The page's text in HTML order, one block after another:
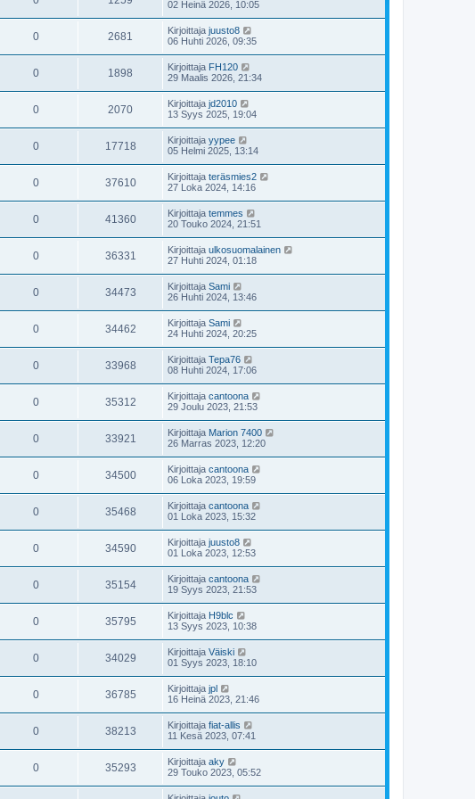
02 Heinä 2026, 10:05
0 2681 Kirjoittaja juusto8
06 Huhti 2026, 09:35
0 1898 Kirjoittaja FH120
29 Maalis 2026, 21:34
0 2070 Kirjoittaja jd2010
13 Syys 2025, 19:04
0 17718 Kirjoittaja yypee
05 Helmi 2025, 13:14
0 37610 Kirjoittaja teräsmies2
27 Loka 2024, 14:16
0 41360 Kirjoittaja temmes
20 Touko 2024, 21:51
0 36331 Kirjoittaja ulkosuomalainen
27 Huhti 2024, 01:18
0 34473 Kirjoittaja Sami
26 Huhti 2024, 13:46
0 34462 Kirjoittaja Sami
24 Huhti 2024, 20:25
0 33968 Kirjoittaja Tepa76
08 Huhti 2024, 17:06
0 35312 Kirjoittaja cantoona
29 Joulu 2023, 21:53
0 33921 Kirjoittaja Marion 7400
26 Marras 2023, 12:20
0 34500 Kirjoittaja cantoona
06 Loka 2023, 19:59
0 35468 Kirjoittaja cantoona
01 Loka 2023, 15:32
0 34590 Kirjoittaja juusto8
01 Loka 2023, 12:53
0 35154 Kirjoittaja cantoona
19 Syys 2023, 21:53
0 35795 Kirjoittaja H9blc
13 Syys 2023, 10:38
0 34029 Kirjoittaja Väiski
01 Syys 2023, 18:10
0 36785 Kirjoittaja jpl
16 Heinä 2023, 21:46
0 38213 Kirjoittaja fiat-allis
11 Kesä 2023, 07:41
0 35293 Kirjoittaja aky
29 Touko 2023, 05:52